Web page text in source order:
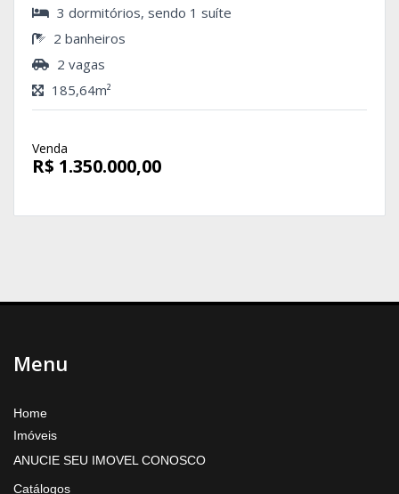
3 dormitórios, sendo 1 suíte
2 banheiros
2 vagas
185,64m²
Venda
R$ 1.350.000,00
Menu
Home
Imóveis
ANUCIE SEU IMOVEL CONOSCO
Catálogos